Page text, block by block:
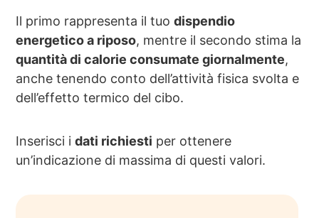
Il primo rappresenta il tuo dispendio
energetico a riposo, mentre il secondo stima la
quantità di calorie consumate giornalmente,
anche tenendo conto dell’attività fisica svolta e
dell’effetto termico del cibo.
Inserisci i dati richiesti per ottenere
un’indicazione di massima di questi valori.